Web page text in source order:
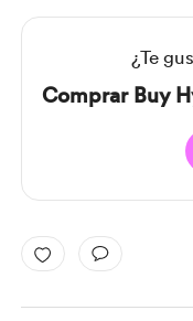
¿Te
Comprar Buy